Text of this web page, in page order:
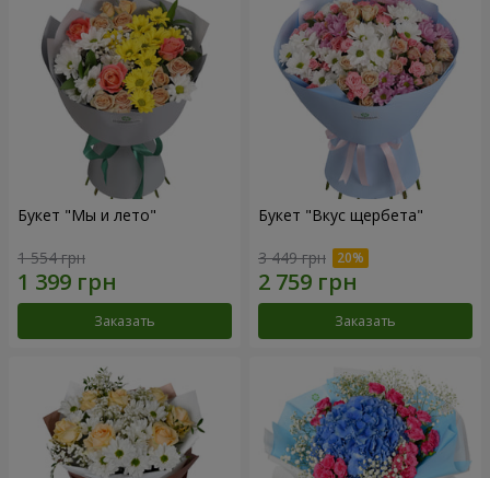
Букет "Мы и лето"
1 554 грн
Заказать
Букет "Вкус щербета"
3 449 грн
Заказать